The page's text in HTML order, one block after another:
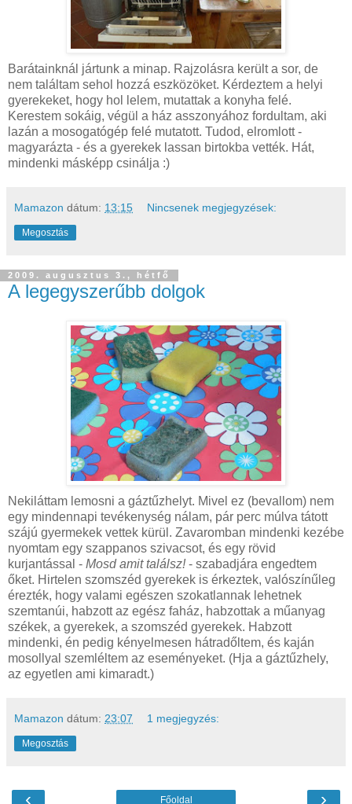
Barátainknál jártunk a minap. Rajzolásra került a sor, de
nem találtam sehol hozzá eszközöket. Kérdeztem a helyi
gyerekeket, hogy hol lelem, mutattak a konyha felé.
Kerestem sokáig, végül a ház asszonyához fordultam, aki
lazán a mosogatógép felé mutatott. Tudod, elromlott -
magyarázta - és a gyerekek lassan birtokba vették. Hát,
mindenki másképp csinálja :)
Mamazon dátum: 13:15 Nincsenek megjegyzések:
Megosztás
2009. augusztus 3., hétfő
A legegyszerűbb dolgok
Nekiláttam lemosni a gáztűzhelyt. Mivel ez (bevallom) nem
egy mindennapi tevékenység nálam, pár perc múlva tátott
szájú gyermekek vettek kürül. Zavaromban mindenki kezébe
nyomtam egy szappanos szivacsot, és egy rövid
kurjantással - Mosd amit találsz!- szabadjára engedtem
őket. Hirtelen szomszéd gyerekek is érkeztek, valószínűleg
érezték, hogy valami egészen szokatlannak lehetnek
szemtanúi, habzott az egész faház, habzottak a műanyag
székek, a gyerekek, a szomszéd gyerekek. Habzott
mindenki, én pedig kényelmesen hátradőltem, és kaján
mosollyal szemléltem az eseményeket. (Hja a gáztűzhely,
az egyetlen ami kimaradt.)
Mamazon dátum: 23:07 1 megjegyzés:
Megosztás
‹ ›
Főoldal